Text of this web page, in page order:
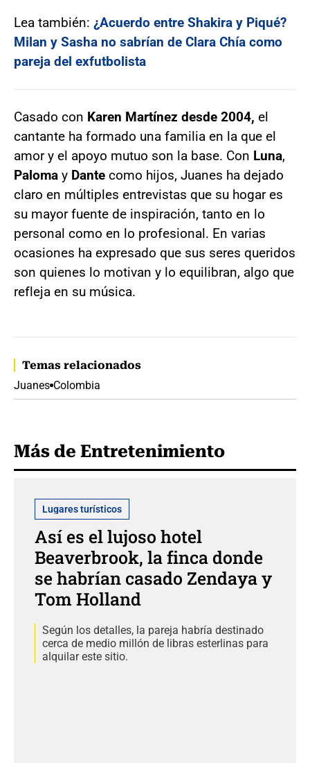
Lea también: ¿Acuerdo entre Shakira y Piqué?
Milan y Sasha no sabrían de Clara Chía como
pareja del exfutbolista
Casado con Karen Martínez desde 2004, el
cantante ha formado una familia en la que el
amor y el apoyo mutuo son la base. Con Luna,
Paloma y Dante como hijos, Juanes ha dejado
claro en múltiples entrevistas que su hogar es
su mayor fuente de inspiración, tanto en lo
personal como en lo profesional. En varias
ocasiones ha expresado que sus seres queridos
son quienes lo motivan y lo equilibran, algo que
refleja en su música.
Temas relacionados
Juanes Colombia
Más de Entretenimiento
Lugares turísticos
Así es el lujoso hotel
Beaverbrook, la finca donde
se habrían casado Zendaya y
Tom Holland
Según los detalles, la pareja habría destinado
cerca de medio millón de libras esterlinas para
alquilar este sitio.